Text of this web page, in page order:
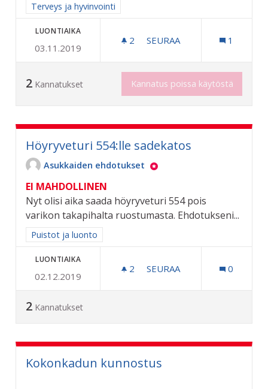
Rajaa tulokset aihepiirin mukaan: Terveys ja hyvinvointi
Terveys ja hyvinvointi
LUONTIAIKA
03.11.2019
2 2 SEURAAJAA
SEURAA 1
2 Kannatukset Kannatus poissa käytöstä
Höyryveturi 554:lle sadekatos
Asukkaiden ehdotukset
EI MAHDOLLINEN
Nyt olisi aika saada höyryveturi 554 pois
varikon takapihalta ruostumasta. Ehdotukseni...
Rajaa tulokset aihepiirin mukaan: Puistot ja luonto
Puistot ja luonto
LUONTIAIKA
02.12.2019
2 2 SEURAAJAA
SEURAA 0
2 Kannatukset
Kokonkadun kunnostus